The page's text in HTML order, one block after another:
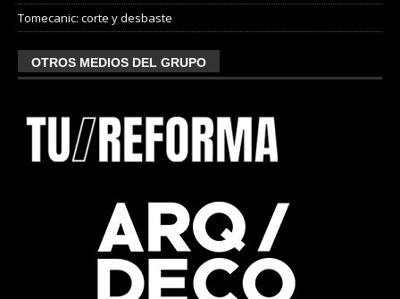
Tomecanic: corte y desbaste
OTROS MEDIOS DEL GRUPO